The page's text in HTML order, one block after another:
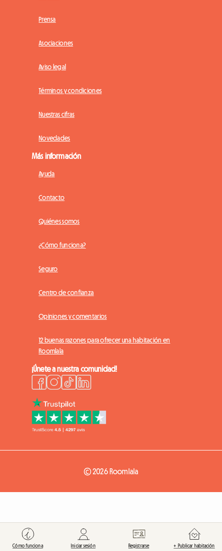
Prensa
Asociaciones
Aviso legal
Términos y condiciones
Nuestras cifras
Novedades
Más información
Ayuda
Contacto
Quiénes somos
¿Cómo funciona?
Seguro
Centro de confianza
Opiniones y comentarios
12 buenas razones para ofrecer una habitación en
Roomlala
¡Únete a nuestra comunidad!
© 2026 Roomlala
Cómo funciona Iniciar sesión Registrarse + Publicar habitación